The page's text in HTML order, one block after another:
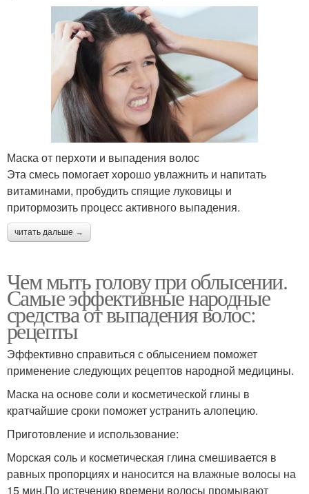
Маска от перхоти и выпадения волос
Эта смесь помогает хорошо увлажнить и напитать
витаминами, пробудить спящие луковицы и
притормозить процесс активного выпадения.
читать дальше →
Чем мыть голову при облысении.
Самые эффективные народные
средства от выпадения волос:
рецепты
Эффективно справиться с облысением поможет
применение следующих рецептов народной медицины.
Маска на основе соли и косметической глины в
кратчайшие сроки поможет устранить алопецию.
Приготовление и использование:
Морская соль и косметическая глина смешивается в
равных пропорциях и наносится на влажные волосы на
15 мин.По истечению времени волосы промывают